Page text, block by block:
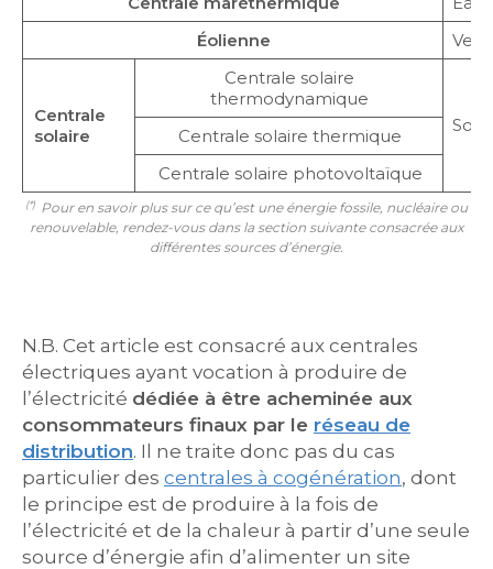
Éolienne
Vent
Centrale
solaire
Centrale solaire
thermodynamique
Centrale solaire thermique
Centrale solaire photovoltaïque
(*) Pour en savoir plus sur ce qu’est une énergie fossile, nucléaire ou
renouvelable, rendez-vous dans la section suivante consacrée aux
différentes sources d’énergie.
N.B. Cet article est consacré aux centrales
électriques ayant vocation à produire de
l’électricité dédiée à être acheminée aux
consommateurs finaux par le réseau de
distribution. Il ne traite donc pas du cas
particulier des centrales à cogénération, dont
le principe est de produire à la fois de
l’électricité et de la chaleur à partir d’une seule
source d’énergie afin d’alimenter un site